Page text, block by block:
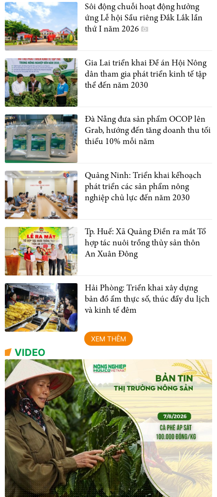
Sôi động chuỗi hoạt động hưởng
ứng Lễ hội Sầu riêng Đắk Lắk lần
thứ I năm 2026
Gia Lai triển khai Đề án Hội Nông
dân tham gia phát triển kinh tế tập
thể đến năm 2030
Đà Nẵng đưa sản phẩm OCOP lên
Grab, hướng đến tăng doanh thu tối
thiểu 10% mỗi năm
Quảng Ninh: Triển khai kếhoạch
phát triển các sản phẩm nông
nghiệp chủ lực đến năm 2030
Tp. Huế: Xã Quảng Điền ra mắt Tổ
hợp tác nuôi trồng thủy sản thôn
An Xuân Đông
Hải Phòng: Triển khai xây dựng
bản đồ ẩm thực số, thúc đẩy du lịch
và kinh tế đêm
XEM THÊM
VIDEO